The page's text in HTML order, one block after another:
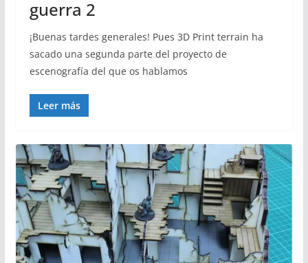
guerra 2
¡Buenas tardes generales! Pues 3D Print terrain ha
sacado una segunda parte del proyecto de
escenografía del que os hablamos
Leer más